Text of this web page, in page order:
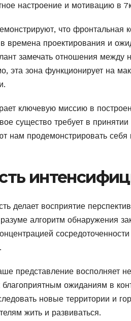
настроение и мотивацию в
что фронтальная
времена проектирования и
замечать отношения
эта зона функционирует на
ключевую миссию в
существо требует в
нам продемонстрировать себя
делает восприятие
алгоритм обнаружения
представление восполняет
ожиданиям в
новые территории и
жить и развиваться.